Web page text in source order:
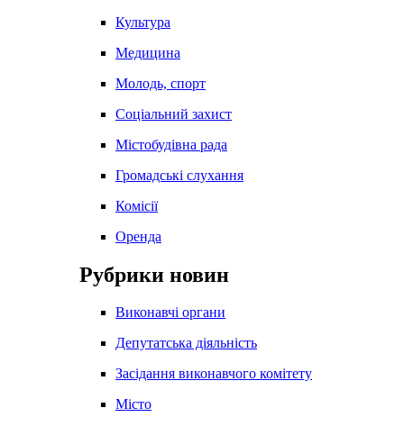
Культура
Медицина
Молодь, спорт
Соціальний захист
Містобудівна рада
Громадські слухання
Комісії
Оренда
Рубрики новин
Виконавчі органи
Депутатська діяльність
Засідання виконавчого комітету
Місто